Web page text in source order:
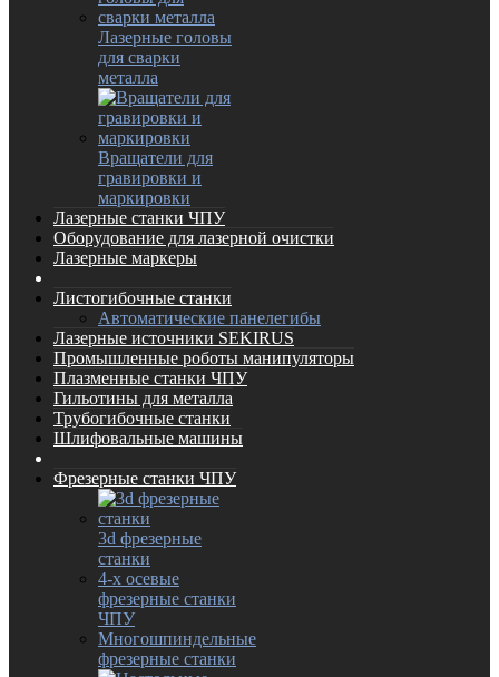
Лазерные головы
для сварки
металла
Вращатели для
гравировки и
маркировки
Лазерные станки ЧПУ
Оборудование для лазерной очистки
Лазерные маркеры
Листогибочные станки
Автоматические панелегибы
Лазерные источники SEKIRUS
Промышленные роботы манипуляторы
Плазменные станки ЧПУ
Гильотины для металла
Трубогибочные станки
Шлифовальные машины
Фрезерные станки ЧПУ
3d фрезерные
станки
4-х осевые
фрезерные станки
ЧПУ
Многошпиндельные
фрезерные станки